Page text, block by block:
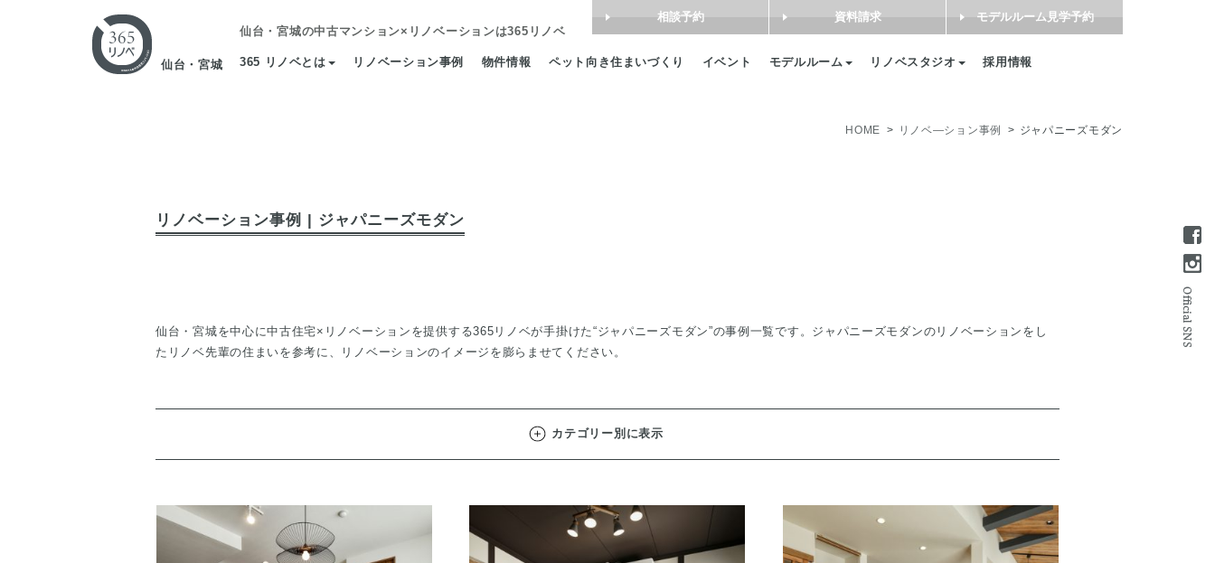
仙台・宮城
仙台・宮城の中古マンション×リノベーションは365リノベ
365 リノベとは リノベーション事例 物件情報 ペット向き住まいづくり イベント モデルルーム リノベスタジオ 採用情報
相談予約 資料請求 モデルルーム見学予約
HOME リノベ―ション事例 ジャパニーズモダン
リノベーション事例 | ジャパニーズモダン
仙台・宮城を中心に中古住宅×リノベーションを提供する365リノベが手掛けた“ジャパニーズモダン”の事例一覧です。ジャパニーズモダンのリノベーションをし
たリノベ先輩の住まいを参考に、リノベーションのイメージを膨らませてください。
カテゴリー別に表示